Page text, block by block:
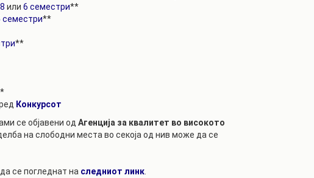
или 6 семестри**
семестри**
**
Конкурсот
се објавени од Агенција за квалитет во високото
на слободни места во секоја од нив може да се
се погледнат на следниот линк